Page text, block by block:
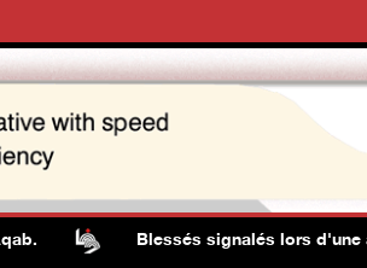
Blessés signalés lors d'une